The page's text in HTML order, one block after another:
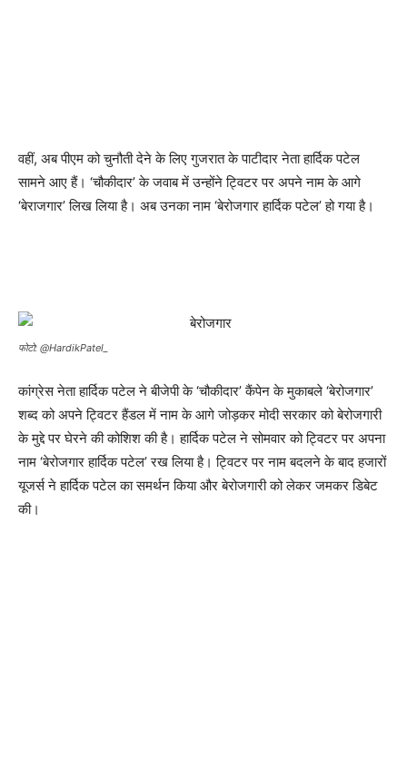
वहीं, अब पीएम को चुनौती देने के लिए गुजरात के पाटीदार नेता हार्दिक पटेल
सामने आए हैं। ‘चौकीदार’ के जवाब में उन्‍होंने ट्विटर पर अपने नाम के आगे
‘बेराजगार’ लिख लिया है। अब उनका नाम ‘बेरोजगार हार्दिक पटेल’ हो गया है।
फोटो: @HardikPatel_
कांग्रेस नेता हार्दिक पटेल ने बीजेपी के ‘चौकीदार’ कैंपेन के मुकाबले ‘बेरोजगार’
शब्द को अपने ट्विटर हैंडल में नाम के आगे जोड़कर मोदी सरकार को बेरोजगारी
के मुद्दे पर घेरने की कोशिश की है। हार्दिक पटेल ने सोमवार को ट्विटर पर अपना
नाम ‘बेरोजगार हार्दिक पटेल’ रख लिया है। ट्विटर पर नाम बदलने के बाद हजारों
यूजर्स ने हार्दिक पटेल का समर्थन किया और बेरोजगारी को लेकर जमकर डिबेट
की।